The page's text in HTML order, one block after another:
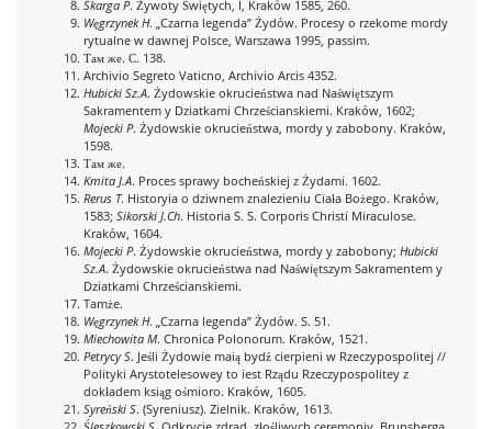
Skarga P. Żywoty Świętych, I, Kraków 1585, 260.
Węgrzynek H. „Czarna legenda” Żydów. Procesy o rzekome mordy
rytualne w dawnej Polsce, Warszawa 1995, passim.
Там же. С. 138.
Archivio Segreto Vaticno, Archivio Arcis 4352.
Hubicki Sz.A. Żydowskie okrucieństwa nad Naświętszym
Sakramentem y Dziatkami Chrześcianskiemi. Kraków, 1602;
Mojecki P. Żydowskie okrucieństwa, mordy y zabobony. Kraków,
1598.
Там же.
Kmita J.A. Proces sprawy bocheńskiej z Żydami. 1602.
Rerus T. Historyia o dziwnem znalezieniu Ciała Bożego. Kraków,
1583; Sikorski J.Ch. Historia S. S. Corporis Christi Miraculose.
Kraków, 1604.
Mojecki P. Żydowskie okrucieństwa, mordy y zabobony; Hubicki
Sz.A. Żydowskie okrucieństwa nad Naświętszym Sakramentem y
Dziatkami Chrześcianskiemi.
Tamże.
Węgrzynek H. „Czarna legenda” Żydów. S. 51.
Miechowita M. Chronica Polonorum. Kraków, 1521.
Petrycy S. Jeśli Żydowie maią bydź cierpieni w Rzeczypospolitej //
Polityki Arystotelesowey to iest Rządu Rzeczypospolitey z
dokładem ksiąg ośmioro. Kraków, 1605.
Syreński S. (Syreniusz). Zielnik. Kraków, 1613.